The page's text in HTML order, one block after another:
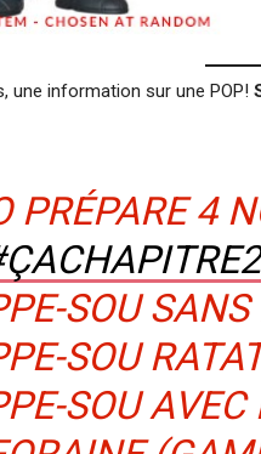
une information sur une POP!
PRÉPARE 4
SOU
SOU
SOU